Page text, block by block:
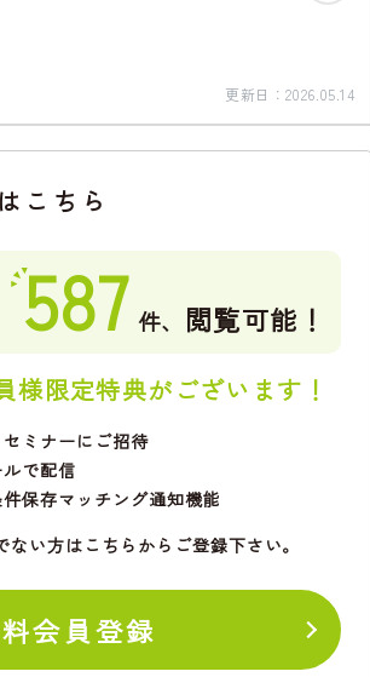
更新日： 2026.05.14
こちら
587 件、 閲覧可能！
様限定特典がございます！
ミナーにご招待
で配信
保存マッチング通知機能
い方はこちらからご登録下さい。
会員登録